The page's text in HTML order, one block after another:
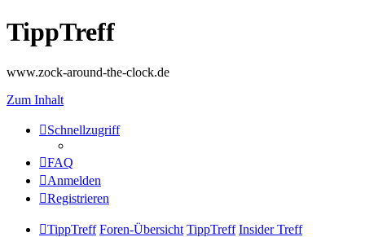
TippTreff
www.zock-around-the-clock.de
Zum Inhalt
Schnellzugriff
FAQ
Anmelden
Registrieren
TippTreff Foren-Übersicht TippTreff Insider Treff